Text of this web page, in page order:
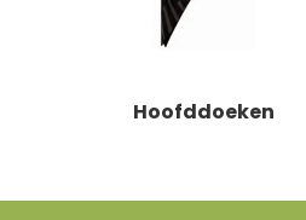
Hoofddoeken